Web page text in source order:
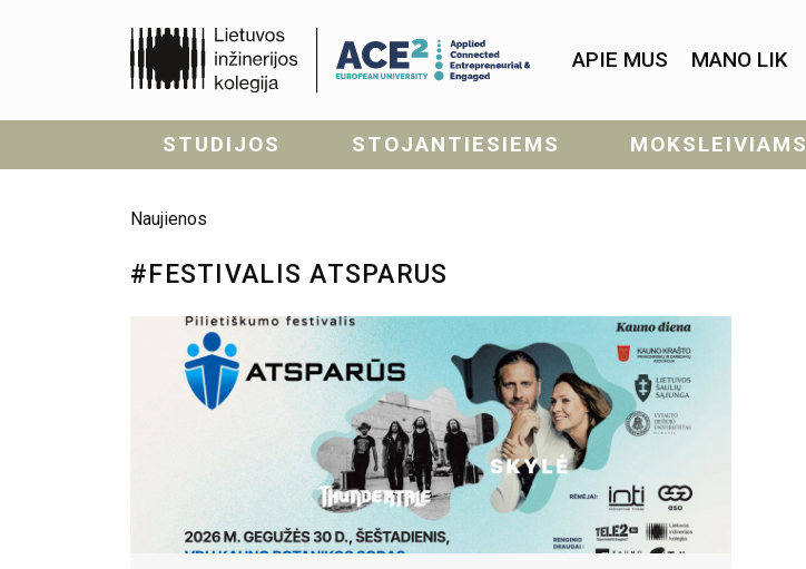
APIE MUS MANO LIK
STUDIJOS STOJANTIESIEMS MOKSLEIVIAMS
Naujienos
#FESTIVALIS ATSPARUS